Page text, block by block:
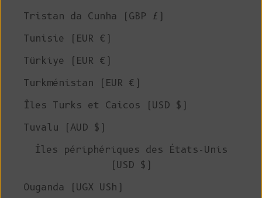
Tristan da Cunha (GBP £)
Tunisie (EUR €)
Türkiye (EUR €)
Turkménistan (EUR €)
Îles Turks et Caicos (USD $)
Tuvalu (AUD $)
Îles périphériques des États-Unis
(USD $)
Ouganda (UGX USh)